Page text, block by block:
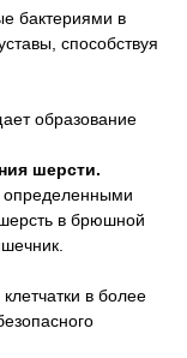
бактериями в
способствуя
образование
шерсти.
в брюшной
в более